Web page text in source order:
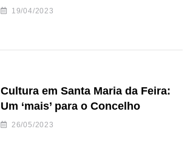
de andebol do Feirense
19/04/2023
Cultura em Santa Maria da Feira:
Um ‘mais’ para o Concelho
26/05/2023